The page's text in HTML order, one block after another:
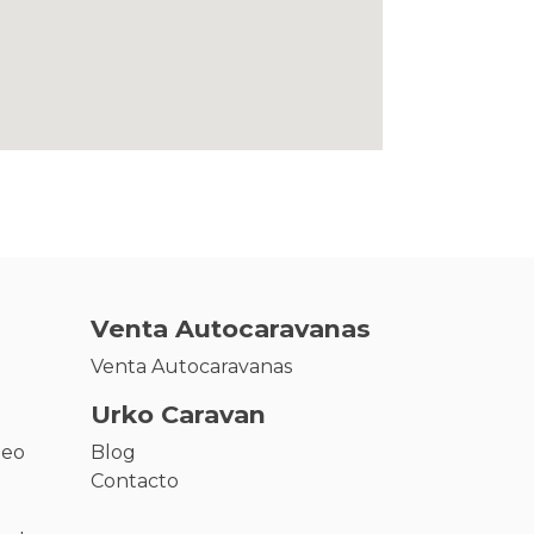
Venta Autocaravanas
Venta Autocaravanas
Urko Caravan
Blog
Contacto